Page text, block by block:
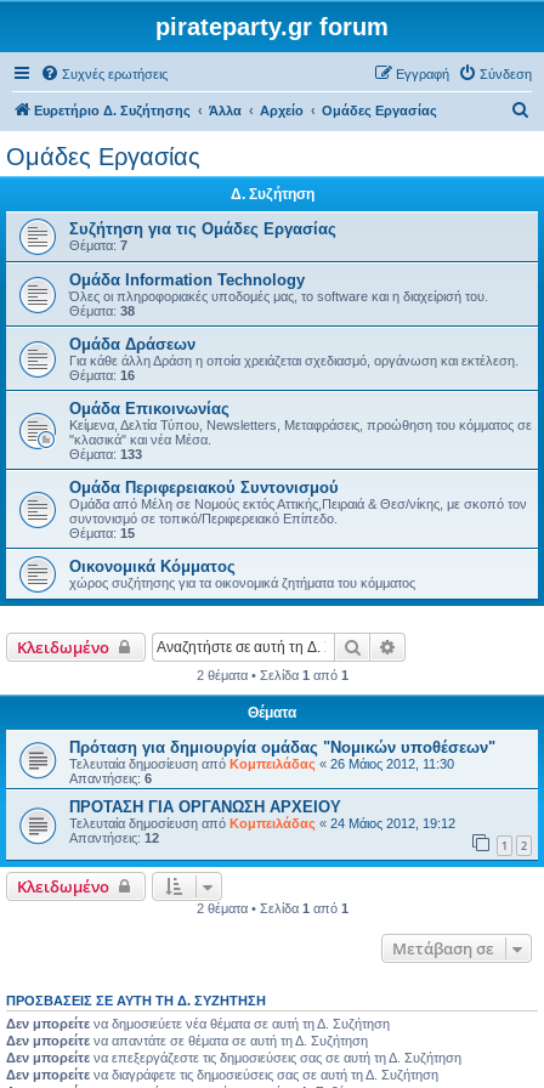
pirateparty.gr forum
Συχνές ερωτήσεις Σύνδεση
Εγγραφή
Ευρετήριο Δ. Συζήτησης Άλλα Αρχείο Ομάδες Εργασίας
Ομάδες Εργασίας
Δ. Συζήτηση
Συζήτηση για τις Ομάδες Εργασίας
Θέματα: 7
Ομάδα Information Technology
Όλες οι πληροφοριακές υποδομές μας, το software και η διαχείρισή του.
Θέματα: 38
Ομάδα Δράσεων
Για κάθε άλλη Δράση η οποία χρειάζεται σχεδιασμό, οργάνωση και εκτέλεση.
Θέματα: 16
Ομάδα Επικοινωνίας
Κείμενα, Δελτία Τύπου, Newsletters, Μεταφράσεις, προώθηση του κόμματος σε
"κλασικά" και νέα Μέσα.
Θέματα: 133
Ομάδα Περιφερειακού Συντονισμού
Ομάδα από Μέλη σε Νομούς εκτός Αττικής,Πειραιά & Θεσ/νίκης, με σκοπό τον
συντονισμό σε τοπικό/Περιφερειακό Επίπεδο.
Θέματα: 15
Οικονομικά Κόμματος
χώρος συζήτησης για τα οικονομικά ζητήματα του κόμματος
Κλειδωμένο Αναζήτηση
2 θέματα • Σελίδα 1 από 1
Θέματα
Πρόταση για δημιουργία ομάδας "Νομικών υποθέσεων"
Τελευταία δημοσίευση από Κομπειλάδας « 26 Μάιος 2012, 11:30
Απαντήσεις: 6
ΠΡΟΤΑΣΗ ΓΙΑ ΟΡΓΑΝΩΣΗ ΑΡΧΕΙΟΥ
Τελευταία δημοσίευση από Κομπειλάδας « 24 Μάιος 2012, 19:12
Απαντήσεις: 12 1 2
Κλειδωμένο
2 θέματα • Σελίδα 1 από 1
Μετάβαση σε
ΠΡΟΣΒΆΣΕΙΣ ΣΕ ΑΥΤΉ ΤΗ Δ. ΣΥΖΉΤΗΣΗ
Δεν μπορείτε να δημοσιεύετε νέα θέματα σε αυτή τη Δ. Συζήτηση
Δεν μπορείτε να απαντάτε σε θέματα σε αυτή τη Δ. Συζήτηση
Δεν μπορείτε να επεξεργάζεστε τις δημοσιεύσεις σας σε αυτή τη Δ. Συζήτηση
Δεν μπορείτε να διαγράφετε τις δημοσιεύσεις σας σε αυτή τη Δ. Συζήτηση